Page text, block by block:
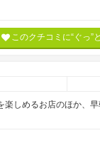
このクチコミに“ぐっ”
しめるお店のほか、